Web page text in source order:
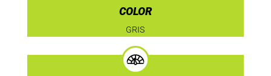
COLOR
GRIS